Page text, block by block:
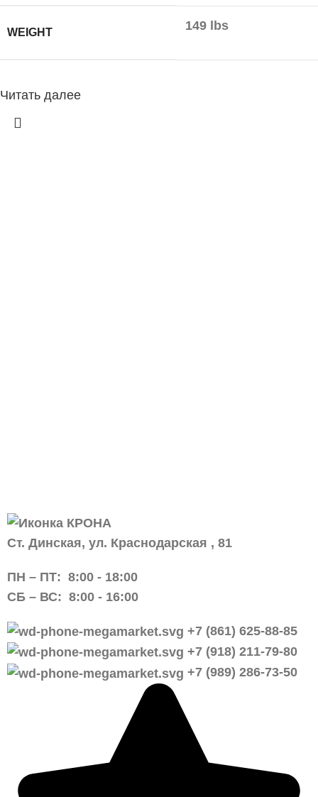
WEIGHT 149 lbs
Читать далее
Ст. Динская, ул. Краснодарская , 81
ПН – ПТ: 8:00 - 18:00
СБ – ВС: 8:00 - 16:00
+7 (861) 625-88-85
+7 (918) 211-79-80
+7 (989) 286-73-50